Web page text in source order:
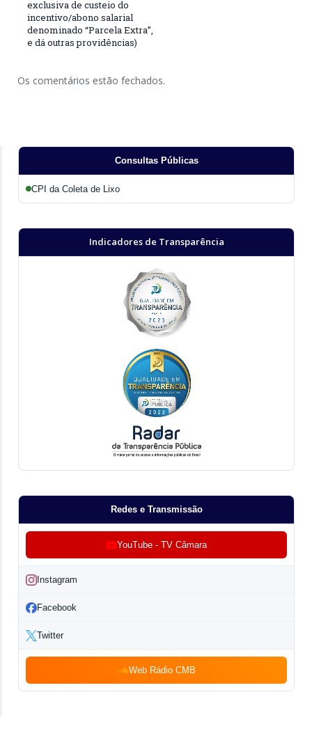
exclusiva de custeio do
incentivo/abono salarial
denominado “Parcela Extra”,
e dá outras providências)
Os comentários estão fechados.
Consultas Públicas
CPI da Coleta de Lixo
Indicadores de Transparência
Redes e Transmissão
YouTube - TV Câmara
Instagram
Facebook
Twitter
Web Rádio CMB